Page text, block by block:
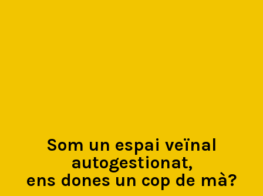
Som un espai veïnal
autogestionat,
ens dones un cop de mà?